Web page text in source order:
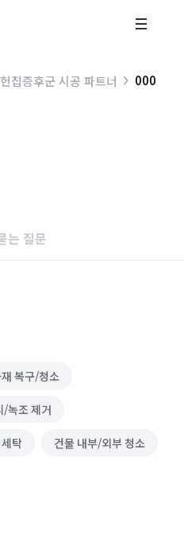
집증후군 시공 파트너 000
는 질문
복구/청소
/녹조 제거
탁 건물 내부/외부 청소